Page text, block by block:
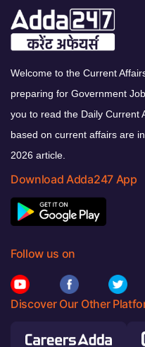
Welcome to the Current
preparing for Government
you to read the Daily Current
based on current affairs are
2026 article.
Download Adda247 App
Follow us on
Discover Our Other